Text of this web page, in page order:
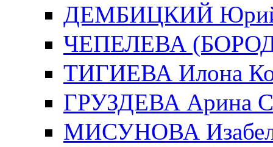
ДЕМБИЦКИЙ Юрий
ЧЕПЕЛЕВА
ТИГИЕВА Илона
ГРУЗДЕВА Арина
МИСУНОВА